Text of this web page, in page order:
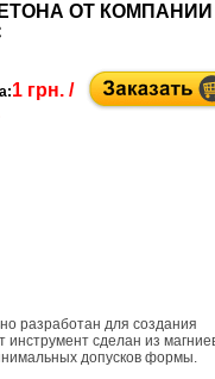
ОТ КОМПАНИИ
1 грн. /
разработан для создания
сделан из
допусков формы.